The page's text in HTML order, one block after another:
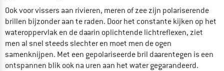
Ook voor vissers aan rivieren, meren of zee zijn polariserende
brillen bijzonder aan te raden. Door het constante kijken op het
wateroppervlak en de daarin oplichtende lichtreflexen, ziet
men al snel steeds slechter en moet men de ogen
samenknijpen. Met een gepolariseerde bril daarentegen is een
ontspannen blik ook na uren aan het water gegarandeerd.